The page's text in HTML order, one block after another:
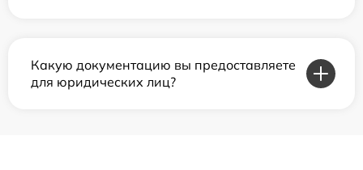
Какую документацию вы предоставляете
для юридических лиц?